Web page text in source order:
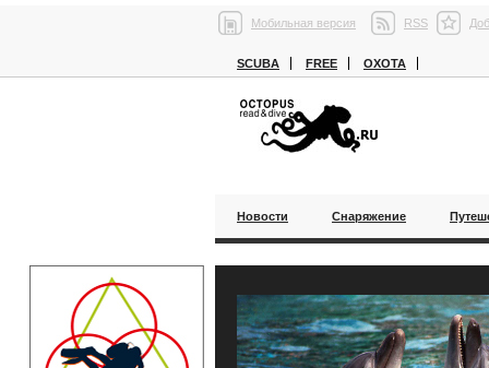
Мобильная версия RSS
SCUBA FREE ОХОТА
Новости Снаряжение